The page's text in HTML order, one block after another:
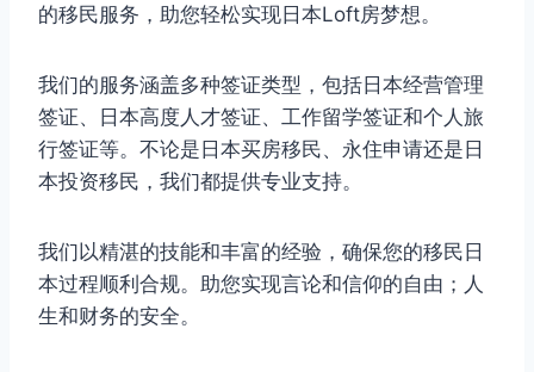
的移民服务，助您轻松实现日本Loft房梦想。
我们的服务涵盖多种签证类型，包括日本经营管理
签证、日本高度人才签证、工作留学签证和个人旅
行签证等。不论是日本买房移民、永住申请还是日
本投资移民，我们都提供专业支持。
我们以精湛的技能和丰富的经验，确保您的移民日
本过程顺利合规。助您实现言论和信仰的自由；人
生和财务的安全。